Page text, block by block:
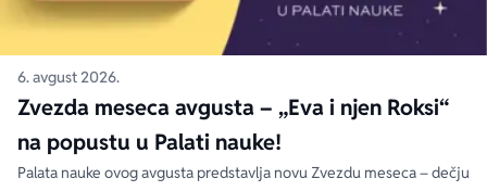
6. avgust 2026.
Zvezda meseca avgusta – „Eva i njen Roksi“
na popustu u Palati nauke!
Palata nauke ovog avgusta predstavlja novu Zvezdu meseca – dečju